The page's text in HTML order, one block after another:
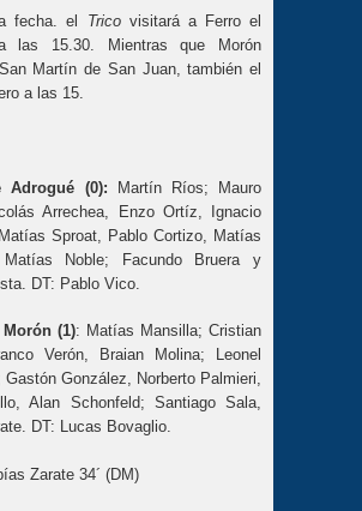
fecha. el Trico visitará a Ferro el
las 15.30. Mientras que Morón
Martín de San Juan, también el
a las 15.
Adrogué (0): Martín Ríos; Mauro
Arrechea, Enzo Ortíz, Ignacio
Sproat, Pablo Cortizo, Matías
Matías Noble; Facundo Bruera y
DT: Pablo Vico.
(1): Matías Mansilla; Cristian
Verón, Braian Molina; Leonel
Gastón González, Norberto Palmieri,
Alan Schonfeld; Santiago Sala,
DT: Lucas Bovaglio.
Zarate 34´ (DM)